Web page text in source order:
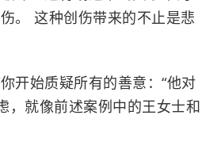
。 这种创伤带来的不止是悲
开始质疑所有的善意：“他对
，就像前述案例中的王女士和